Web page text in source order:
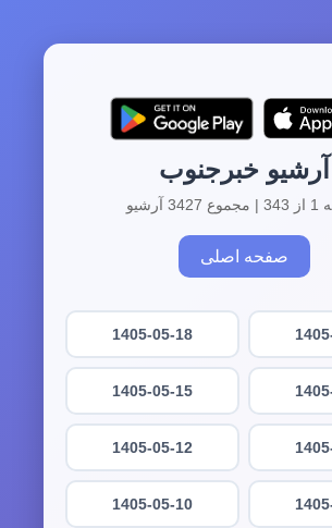
آرشیو خبرجنوب
صفحه اصلی
1405-05-18
1405-05-15
1405-05-12
1405-05-10